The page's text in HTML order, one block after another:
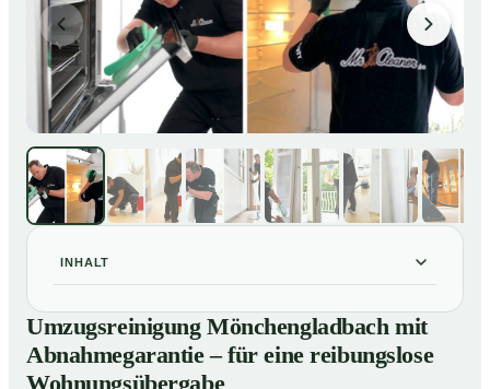
INHALT
Umzugsreinigung Mönchengladbach mit
Abnahmegarantie – für eine reibungslose
Wohnungsübergabe
Umzugsreinigung Mönchengladbach mit
Abnahmegarantie – für eine reibungslose
Wohnungsübergabe